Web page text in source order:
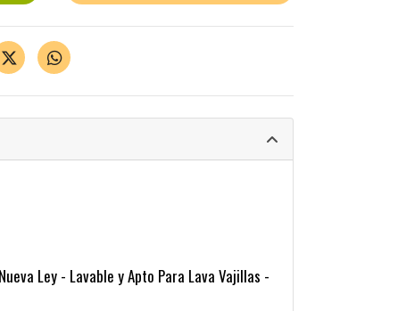
Ley - Lavable y Apto Para Lava Vajillas -